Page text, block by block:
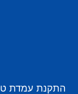
התקנת עמדת